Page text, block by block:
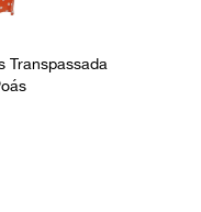
Transpassada